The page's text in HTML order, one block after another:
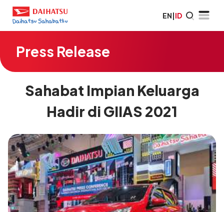
EN|ID
Press Release
Sahabat Impian Keluarga
Hadir di GIIAS 2021